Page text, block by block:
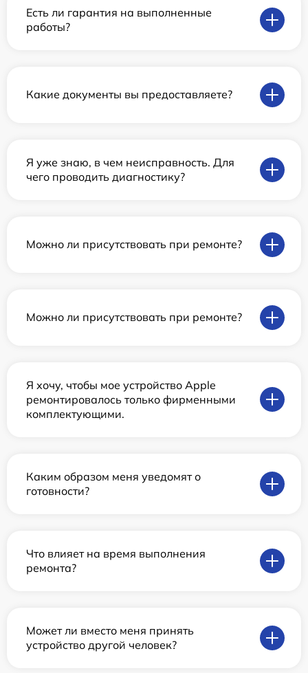
Есть ли гарантия на выполненные
работы?
Какие документы вы предоставляете?
Я уже знаю, в чем неисправность. Для
чего проводить диагностику?
Можно ли присутствовать при ремонте?
Можно ли присутствовать при ремонте?
Я хочу, чтобы мое устройство Apple
ремонтировалось только фирменными
комплектующими.
Каким образом меня уведомят о
готовности?
Что влияет на время выполнения
ремонта?
Может ли вместо меня принять
устройство другой человек?